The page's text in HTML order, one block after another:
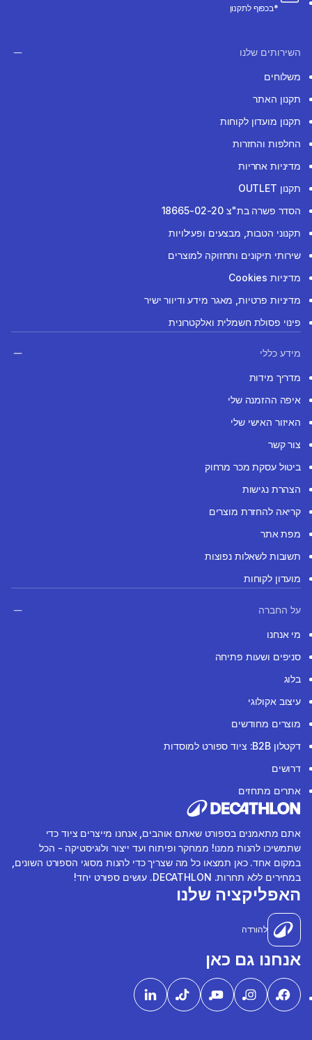
*בכפוף לתקנון
השירותים שלנו
משלוחים
תקנון האתר
תקנון מועדון לקוחות
החלפות והחזרות
מדיניות אחריות
תקנון OUTLET
הסדר פשרה בת"צ 18665-02-20
תקנוני הטבות, מבצעים ופעילויות
שירותי תיקונים ותחזוקה למוצרים
מדיניות Cookies
מדיניות פרטיות, מאגר מידע ודיוור ישיר
פינוי פסולת חשמלית ואלקטרונית
מידע כללי
מדריך מידות
איפה ההזמנה שלי
האיזור האישי שלי
צור קשר
ביטול עסקת מכר מרחוק
הצהרת נגישות
קריאה להחזרת מוצרים
מפת אתר
תשובות לשאלות נפוצות
מועדון לקוחות
על החברה
מי אנחנו
סניפים ושעות פתיחה
בלוג
עיצוב אקולוגי
מוצרים מחודשים
דקטלון B2B: ציוד ספורט למוסדות
דרושים
אתרים מתחזים
אתם מתאמנים בספורט שאתם אוהבים, אנחנו מייצרים ציוד כדי
שתמשיכו להנות ממנו! ממחקר ופיתוח ועד ייצור ולוגיסטיקה - הכל
במקום אחד. כאן תמצאו כל מה שצריך כדי להנות מסוגי הספורט השונים,
במחירים ללא תחרות. DECATHLON. עושים ספורט יחד!
האפליקציה שלנו
להורדה
אנחנו גם כאן